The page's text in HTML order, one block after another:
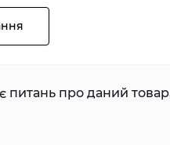
питань про даний